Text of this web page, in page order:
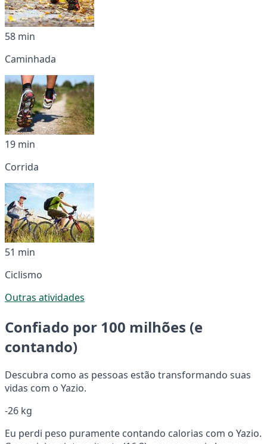
58 min
Caminhada
19 min
Corrida
51 min
Ciclismo
Outras atividades
Confiado por 100 milhões (e
contando)
Descubra como as pessoas estão transformando suas
vidas com o Yazio.
-26 kg
Eu perdi peso puramente contando calorias com o Yazio.